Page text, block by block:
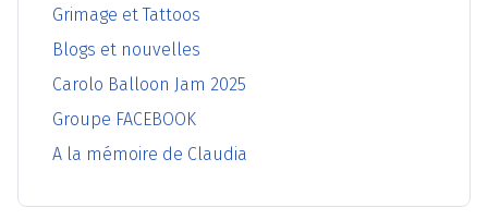
Grimage et Tattoos
Blogs et nouvelles
Carolo Balloon Jam 2025
Groupe FACEBOOK
A la mémoire de Claudia